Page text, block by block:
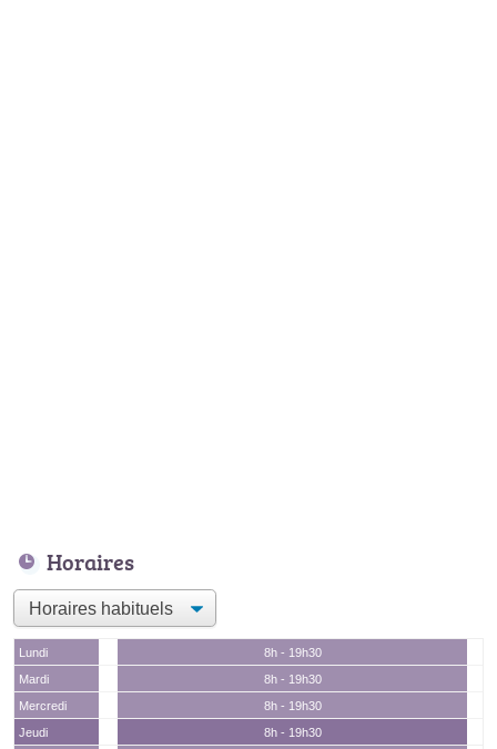
Horaires
Lundi
8h - 19h30
Mardi
8h - 19h30
Mercredi
8h - 19h30
Jeudi
8h - 19h30